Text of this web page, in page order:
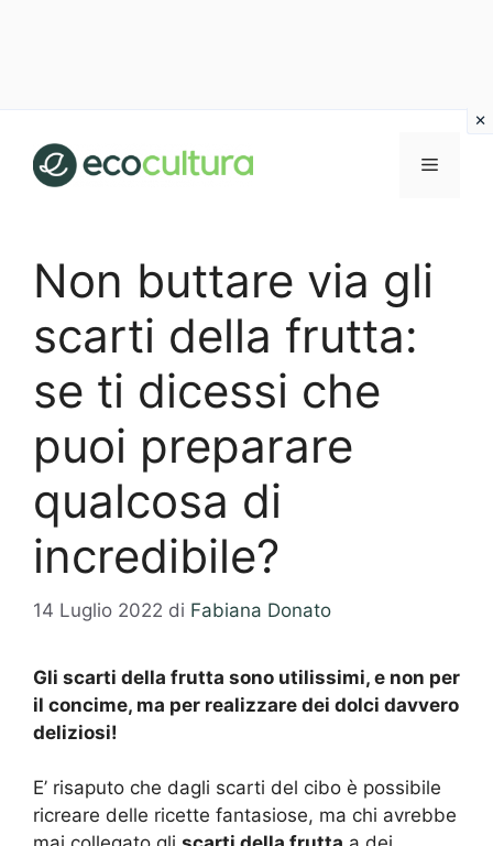
contenuto
MENU
Non buttare via gli
scarti della frutta:
se ti dicessi che
puoi preparare
qualcosa di
incredibile?
14 Luglio 2022 di Fabiana Donato
Gli scarti della frutta sono utilissimi, e non per
il concime, ma per realizzare dei dolci davvero
deliziosi!
E’ risaputo che dagli scarti del cibo è possibile
ricreare delle ricette fantasiose, ma chi avrebbe